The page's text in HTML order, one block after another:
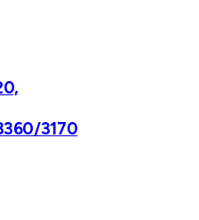
3170